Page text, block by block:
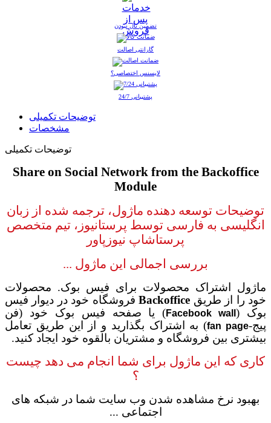
تضمین نال نبودن
گارانتی اصالت
لایسنس اختصاصی؟
پشتیبانی 24/7
توضیحات تکمیلی
مشخصات
توضیحات تکمیلی
Share on Social Network from the Backoffice
Module
توضیحات توسعه دهنده ماژول، ترجمه شده از زبان
انگلیسی به فارسی توسط پرستانیوز، تیم متخصص
پرستاشاپ نیوزپاور
بررسی اجمالی این ماژول ...
ماژول اشتراک محصولات برای فیس بوک. محصولات
خود را از طریق Backoffice فروشگاه خود در دیوار فیس
بوک ( Facebook wall) یا صفحه فیس بوک خود (فن
پیج-fan page) به اشتراک بگذارید و از این طریق تعامل
بیشتری بین فروشگاه و مشتریان بالقوه خود ایجاد کنید.
کاری که این ماژول برای شما انجام می دهد چیست
؟
بهبود نرخ مشاهده شدن وب سایت شما در شبکه های
اجتماعی ...